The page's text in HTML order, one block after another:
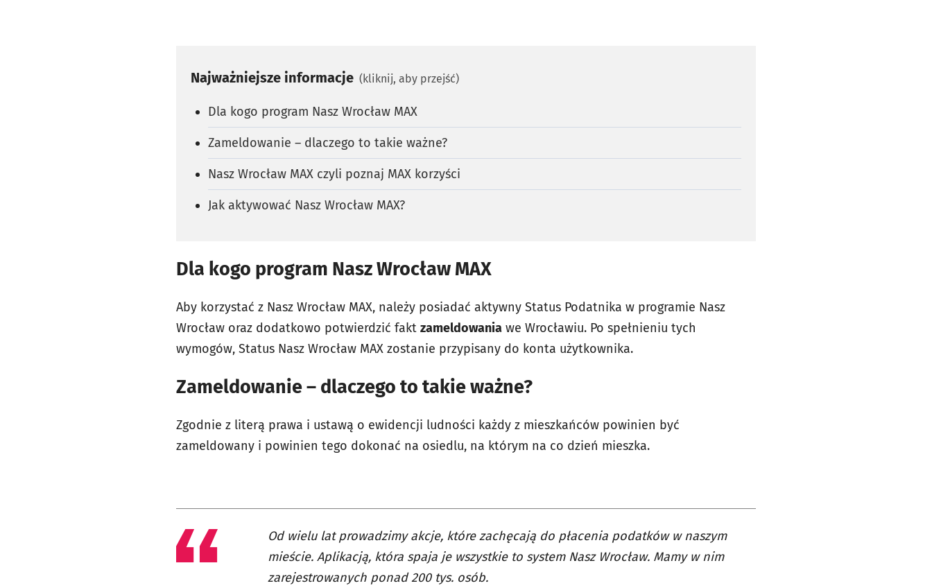
Najważniejsze informacje (kliknij, aby przejść)
Dla kogo program Nasz Wrocław MAX
Zameldowanie – dlaczego to takie ważne?
Nasz Wrocław MAX czyli poznaj MAX korzyści
Jak aktywować Nasz Wrocław MAX?
Dla kogo program Nasz Wrocław MAX
Aby korzystać z Nasz Wrocław MAX, należy posiadać aktywny Status Podatnika w programie Nasz
Wrocław oraz dodatkowo potwierdzić fakt zameldowania we Wrocławiu. Po spełnieniu tych
wymogów, Status Nasz Wrocław MAX zostanie przypisany do konta użytkownika.
Zameldowanie – dlaczego to takie ważne?
Zgodnie z literą prawa i ustawą o ewidencji ludności każdy z mieszkańców powinien być
zameldowany i powinien tego dokonać na osiedlu, na którym na co dzień mieszka.
Od wielu lat prowadzimy akcje, które zachęcają do płacenia podatków w naszym
mieście. Aplikacją, która spaja je wszystkie to system Nasz Wrocław. Mamy w nim
zarejestrowanych ponad 200 tys. osób.